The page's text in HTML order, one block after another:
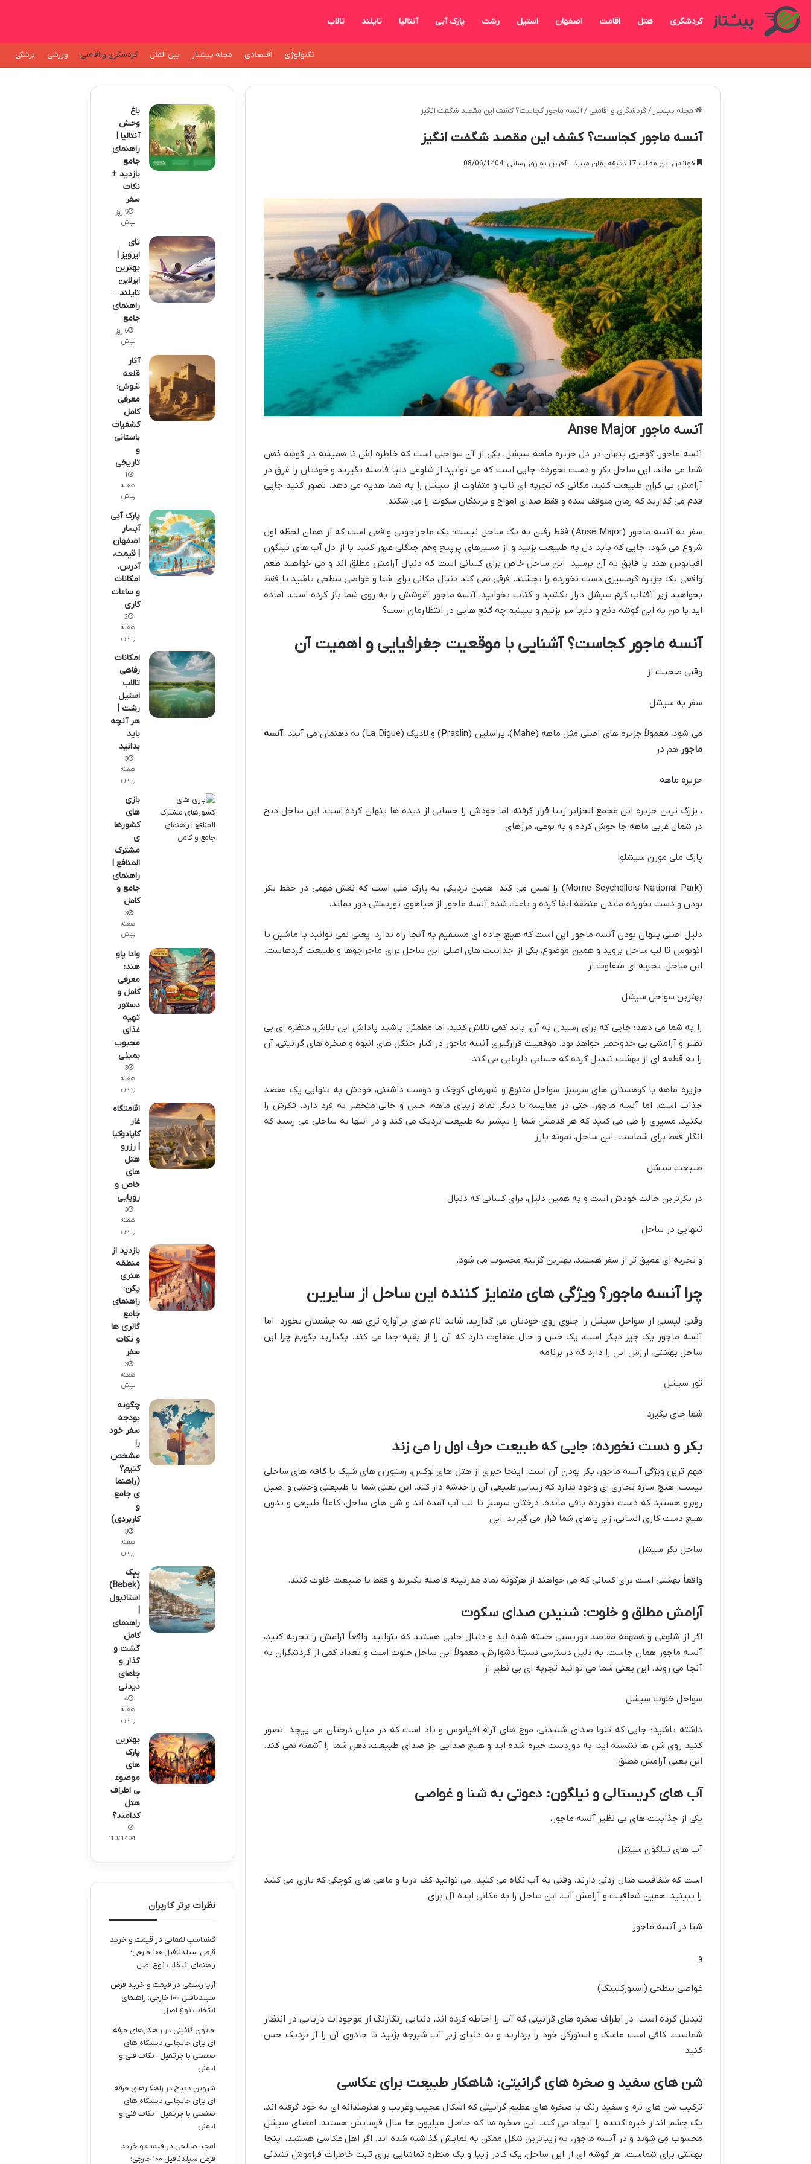
گردشگری هتل اقامت اصفهان استیل رشت پارک آبی آنتالیا تایلند تالاب
تکنولوژی اقتصادی مجله پیشتاز بین الملل گردشگری و اقامتی ورزشی پزشکی
مجله پیشتاز / گردشگری و اقامتی / آنسه ماجور کجاست؟ کشف این مقصد شگفت انگیز
آنسه ماجور کجاست؟ کشف این مقصد شگفت انگیز
آخرین به روز رسانی: 08/06/1404 خواندن این مطلب 17 دقیقه زمان میبرد
آنسه ماجور Anse Major
آنسه ماجور، گوهری پنهان در دل جزیره ماهه سیشل، یکی از آن سواحلی است که خاطره اش تا همیشه در گوشه ذهن
شما می ماند. این ساحل بکر و دست نخورده، جایی است که می توانید از شلوغی دنیا فاصله بگیرید و خودتان را غرق در
آرامش بی کران طبیعت کنید، مکانی که تجربه ای ناب و متفاوت از سیشل را به شما هدیه می دهد. تصور کنید جایی
قدم می گذارید که زمان متوقف شده و فقط صدای امواج و پرندگان سکوت را می شکند.
سفر به آنسه ماجور (Anse Major) فقط رفتن به یک ساحل نیست؛ یک ماجراجویی واقعی است که از همان لحظه اول
شروع می شود. جایی که باید دل به طبیعت بزنید و از مسیرهای پرپیچ وخم جنگلی عبور کنید یا از دل آب های نیلگون
اقیانوس هند با قایق به آن برسید. این ساحل خاص برای کسانی است که دنبال آرامش مطلق اند و می خواهند طعم
واقعی یک جزیره گرمسیری دست نخورده را بچشند. فرقی نمی کند دنبال مکانی برای شنا و غواصی سطحی باشید یا فقط
بخواهید زیر آفتاب گرم سیشل دراز بکشید و کتاب بخوانید، آنسه ماجور آغوشش را به روی شما باز کرده است. آماده
اید با من به این گوشه دنج و دلربا سر بزنیم و ببینیم چه گنج هایی در انتظارمان است؟
آنسه ماجور کجاست؟ آشنایی با موقعیت جغرافیایی و اهمیت آن
وقتی صحبت از
سفر به سیشل
می شود، معمولاً جزیره های اصلی مثل ماهه (Mahe)، پراسلین (Praslin) و لادیگ (La Digue) به ذهنمان می آیند.
آنسه
ماجور هم در
جزیره ماهه
، بزرگ ترین جزیره این مجمع الجزایر زیبا قرار گرفته، اما خودش را حسابی از دیده ها پنهان کرده است. این ساحل دنج
در شمال غربی ماهه جا خوش کرده و به نوعی، مرزهای
پارک ملی مورن سیشلوا
(Morne Seychellois National Park) را لمس می کند. همین نزدیکی به پارک ملی است که نقش مهمی در حفظ بکر
بودن و دست نخورده ماندن منطقه ایفا کرده و باعث شده آنسه ماجور از هیاهوی توریستی دور بماند.
دلیل اصلی پنهان بودن آنسه ماجور این است که هیچ جاده ای مستقیم به آنجا راه ندارد. یعنی نمی توانید با ماشین یا
اتوبوس تا لب ساحل بروید و همین موضوع، یکی از جذابیت های اصلی این ساحل برای ماجراجوها و طبیعت گردهاست.
این ساحل، تجربه ای متفاوت از
بهترین سواحل سیشل
را به شما می دهد؛ جایی که برای رسیدن به آن، باید کمی تلاش کنید، اما مطمئن باشید پاداش این تلاش، منظره ای بی
نظیر و آرامشی بی حدوحصر خواهد بود. موقعیت قرارگیری آنسه ماجور در کنار جنگل های انبوه و صخره های گرانیتی، آن
را به قطعه ای از بهشت تبدیل کرده که حسابی دلربایی می کند.
جزیره ماهه با کوهستان های سرسبز، سواحل متنوع و شهرهای کوچک و دوست داشتنی، خودش به تنهایی یک مقصد
جذاب است. اما آنسه ماجور، حتی در مقایسه با دیگر نقاط زیبای ماهه، حس و حالی منحصر به فرد دارد. فکرش را
بکنید، مسیری را طی می کنید که هر قدمش شما را بیشتر به طبیعت نزدیک می کند و در انتها به ساحلی می رسید که
انگار فقط برای شماست. این ساحل، نمونه بارز
طبیعت سیشل
در بکرترین حالت خودش است و به همین دلیل، برای کسانی که دنبال
تنهایی در ساحل
و تجربه ای عمیق تر از سفر هستند، بهترین گزینه محسوب می شود.
چرا آنسه ماجور؟ ویژگی های متمایز کننده این ساحل از سایرین
وقتی لیستی از سواحل سیشل را جلوی روی خودتان می گذارید، شاید نام های پرآوازه تری هم به چشمتان بخورد. اما
آنسه ماجور یک چیز دیگر است، یک حس و حال متفاوت دارد که آن را از بقیه جدا می کند. بگذارید بگویم چرا این
ساحل بهشتی، ارزش این را دارد که در برنامه
تور سیشل
شما جای بگیرد:
بکر و دست نخورده: جایی که طبیعت حرف اول را می زند
مهم ترین ویژگی آنسه ماجور، بکر بودن آن است. اینجا خبری از هتل های لوکس، رستوران های شیک یا کافه های ساحلی
نیست. هیچ سازه تجاری ای وجود ندارد که زیبایی طبیعی آن را خدشه دار کند. این یعنی شما با طبیعتی وحشی و اصیل
روبرو هستید که دست نخورده باقی مانده. درختان سرسبز تا لب آب آمده اند و شن های ساحل، کاملاً طبیعی و بدون
هیچ دست کاری انسانی، زیر پاهای شما قرار می گیرند. این
ساحل بکر سیشل
واقعاً بهشتی است برای کسانی که می خواهند از هرگونه نماد مدرنیته فاصله بگیرند و فقط با طبیعت خلوت کنند.
آرامش مطلق و خلوت: شنیدن صدای سکوت
اگر از شلوغی و همهمه مقاصد توریستی خسته شده اید و دنبال جایی هستید که بتوانید واقعاً آرامش را تجربه کنید،
آنسه ماجور همان جاست. به دلیل دسترسی نسبتاً دشوارش، معمولاً این ساحل خلوت است و تعداد کمی از گردشگران به
آنجا می روند. این یعنی شما می توانید تجربه ای بی نظیر از
سواحل خلوت سیشل
داشته باشید؛ جایی که تنها صدای شنیدنی، موج های آرام اقیانوس و باد است که در میان درختان می پیچد. تصور
کنید روی شن ها نشسته اید، به دوردست خیره شده اید و هیچ صدایی جز صدای طبیعت، ذهن شما را آشفته نمی کند.
این یعنی آرامش مطلق.
آب های کریستالی و نیلگون: دعوتی به شنا و غواصی
یکی از جذابیت های بی نظیر آنسه ماجور،
آب های نیلگون سیشل
است که شفافیت مثال زدنی دارند. وقتی به آب نگاه می کنید، می توانید کف دریا و ماهی های کوچکی که بازی می کنند
را ببینید. همین شفافیت و آرامش آب، این ساحل را به مکانی ایده آل برای
شنا در آنسه ماجور
و
غواصی سطحی (اسنورکلینگ)
تبدیل کرده است. در اطراف صخره های گرانیتی که آب را احاطه کرده اند، دنیایی رنگارنگ از موجودات دریایی در انتظار
شماست. کافی است ماسک و اسنورکل خود را بردارید و به دنیای زیر آب شیرجه بزنید تا جادوی آن را از نزدیک حس
کنید.
شن های سفید و صخره های گرانیتی: شاهکار طبیعت برای عکاسی
ترکیب شن های نرم و سفید رنگ با صخره های عظیم گرانیتی که اشکال عجیب وغریب و هنرمندانه ای به خود گرفته اند،
یک چشم انداز خیره کننده را ایجاد می کند. این صخره ها که حاصل میلیون ها سال فرسایش هستند، امضای سیشل
محسوب می شوند و در آنسه ماجور، به زیباترین شکل ممکن به نمایش گذاشته شده اند. اگر اهل عکاسی هستید، اینجا
بهشتی برای شماست. هر گوشه ای از این ساحل، یک کادر زیبا و یک منظره تماشایی برای ثبت خاطرات فراموش نشدنی
باغ
وحش
آنتالیا |
راهنمای
جامع
بازدید +
نکات
سفر
5 روز
پیش
تای
ایرویز |
بهترین
ایرلاین
تایلند –
راهنمای
جامع
6 روز
پیش
آثار
قلعه
شوش:
معرفی
کامل
کشفیات
باستانی
و
تاریخی
1
هفته
پیش
پارک آبی
آبسار
اصفهان
| قیمت،
آدرس،
امکانات
و ساعات
کاری
2
هفته
پیش
امکانات
رفاهی
تالاب
استیل
رشت |
هر آنچه
باید
بدانید
3
هفته
پیش
بازی
های
کشورها
ی
مشترک
المنافع |
راهنمای
جامع و
کامل
3
هفته
پیش
وادا پاو
هند:
معرفی
کامل و
دستور
تهیه
غذای
محبوب
بمبئی
3
هفته
پیش
اقامتگاه
غار
کاپادوکیا
| رزرو
هتل
های
خاص و
رویایی
3
هفته
پیش
بازدید از
منطقه
هنری
پکن:
راهنمای
جامع
گالری ها
و نکات
سفر
3
هفته
پیش
چگونه
بودجه
سفر خود
را
مشخص
کنیم؟
(راهنما
ی جامع
و
کاربردی)
3
هفته
پیش
بِبِک
(Bebek)
استانبول
|
راهنمای
کامل
گشت و
گذار و
جاهای
دیدنی
4
هفته
پیش
بهترین
پارک
های
موضوع
ی اطراف
هتل
کدامند؟
07/10/1404
نظرات برتر کاربران
گشتاسب لقمانی در قیمت و خرید
قرص سیلدنافیل ۱۰۰ خارجی؛
راهنمای انتخاب نوع اصل
آریا رستمی در قیمت و خرید قرص
سیلدنافیل ۱۰۰ خارجی؛ راهنمای
انتخاب نوع اصل
خاتون گائینی در راهکارهای حرفه
ای برای جابجایی دستگاه های
صنعتی با جرثقیل : نکات فنی و
ایمنی
شروین دیباجدر راهکارهای حرفه
ای برای جابجایی دستگاه های
صنعتی با جرثقیل : نکات فنی و
ایمنی
امجد صالحی در قیمت و خرید
قرص سیلدنافیل ۱۰۰ خارجی؛